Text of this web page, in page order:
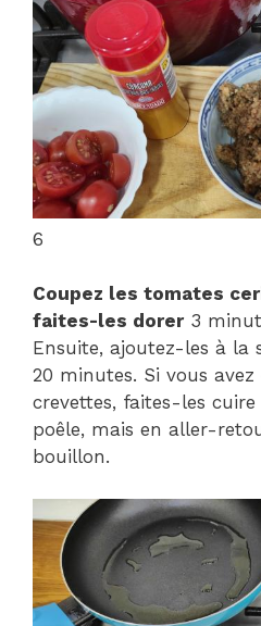
6
Coupez les tomates
faites-les dorer3
Ensuite, ajoutez-les à la
20 minutes. Si vous avez
crevettes, faites-les
poêle, mais en aller-
bouillon.